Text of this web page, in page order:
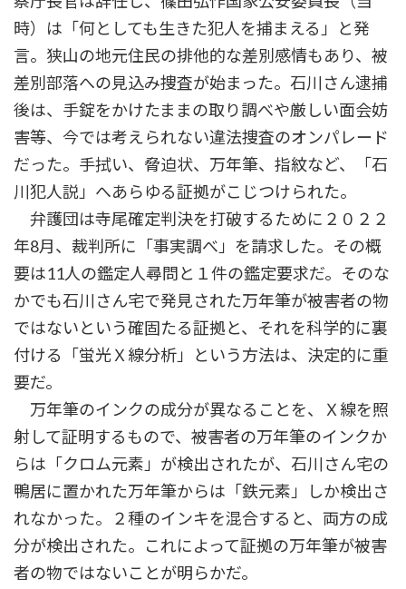
時）は「何としても生きた犯人を捕まえる」と発
言。狭山の地元住民の排他的な差別感情もあり、被
差別部落への見込み捜査が始まった。石川さん逮捕
後は、手錠をかけたままの取り調べや厳しい面会妨
害等、今では考えられない違法捜査のオンパレード
だった。手拭い、脅迫状、万年筆、指紋など、「石
川犯人説」へあらゆる証拠がこじつけられた。
弁護団は寺尾確定判決を打破するために２０２２
年8月、裁判所に「事実調べ」を請求した。その概
要は11人の鑑定人尋問と１件の鑑定要求だ。そのな
かでも石川さん宅で発見された万年筆が被害者の物
ではないという確固たる証拠と、それを科学的に裏
付ける「蛍光Ｘ線分析」という方法は、決定的に重
要だ。
万年筆のインクの成分が異なることを、Ｘ線を照
射して証明するもので、被害者の万年筆のインクか
らは「クロム元素」が検出されたが、石川さん宅の
鴨居に置かれた万年筆からは「鉄元素」しか検出さ
れなかった。２種のインキを混合すると、両方の成
分が検出された。これによって証拠の万年筆が被害
者の物ではないことが明らかだ。